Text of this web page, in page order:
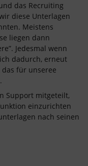
das Recruiting
diese Unterlagen
Meistens
liegen dann
Jedesmal wenn
dadurch, erneut
für unseree
Support mitgeteilt,
einzurichten
nach seinen